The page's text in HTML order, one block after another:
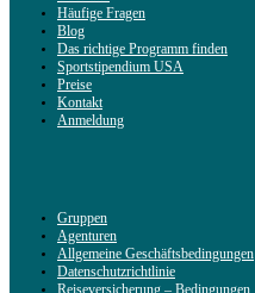
Häufige Fragen
Blog
Das richtige Programm finden
Sportstipendium USA
Preise
Kontakt
Anmeldung
Gruppen
Agenturen
Allgemeine Geschäftsbedingungen
Datenschutzrichtlinie
Reiseversicherung – Bedingungen